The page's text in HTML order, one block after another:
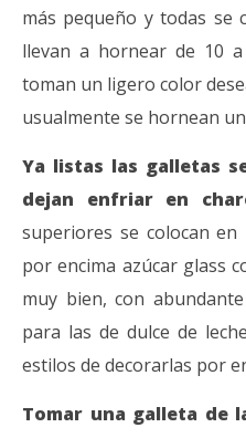
más pequeño y todas se
llevan a hornear de 10
toman un ligero color
usualmente se hornean
Ya listas las galletas
dejan enfriar en
superiores se colocan
por encima azúcar glass
muy bien, con
para las de dulce de
estilos de decorarlas por
Tomar una galleta de